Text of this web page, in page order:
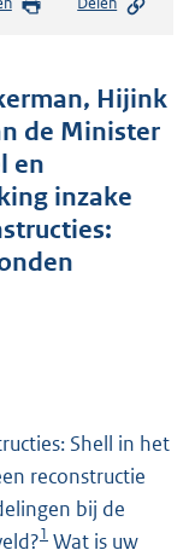
Hijink
de Minister
en
inzake
Shell in het
reconstructie
bij de
1 Wat is uw